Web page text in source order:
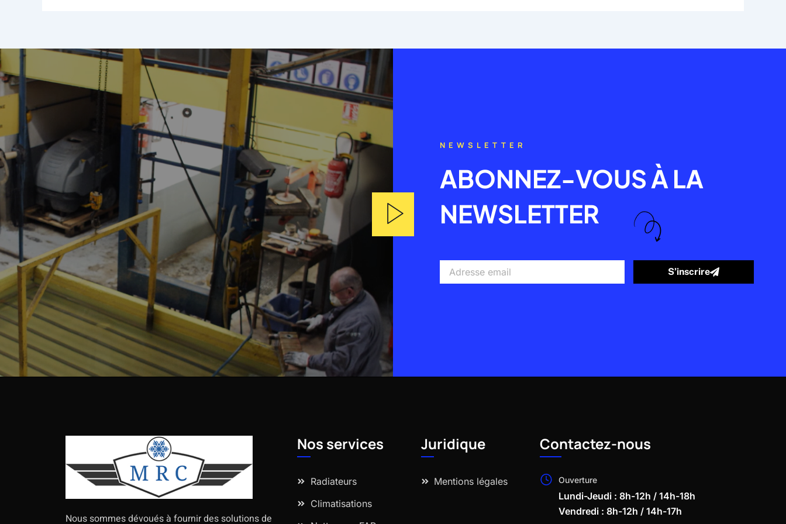
NEWSLETTER
ABONNEZ-VOUS À LA
NEWSLETTER
email
S’inscrire
Nous sommes dévoués à fournir des solutions de
Nos services
Radiateurs
Climatisations
Juridique
Mentions légales
Contactez-nous
Ouverture
Lundi-Jeudi : 8h-12h / 14h-18h
Vendredi : 8h-12h / 14h-17h